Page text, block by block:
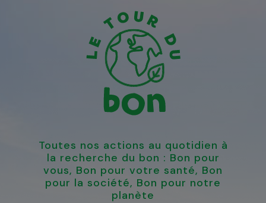
Toutes nos actions au quotidien à
la recherche du bon : Bon pour
vous, Bon pour votre santé, Bon
pour la société, Bon pour notre
planète